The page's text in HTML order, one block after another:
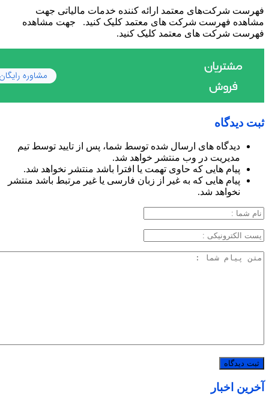
فهرست شرکت‌های معتمد ارائه کننده خدمات مالیاتی جهت
مشاهده فهرست شرکت های معتمد کلیک کنید. جهت مشاهده
فهرست شرکت های معتمد کلیک کنید.
ثبت دیدگاه
دیدگاه های ارسال شده توسط شما، پس از تایید توسط تیم
مدیریت در وب منتشر خواهد شد.
پیام هایی که حاوی تهمت یا افترا باشد منتشر نخواهد شد.
پیام هایی که به غیر از زبان فارسی یا غیر مرتبط باشد منتشر
نخواهد شد.
آخرین اخبار